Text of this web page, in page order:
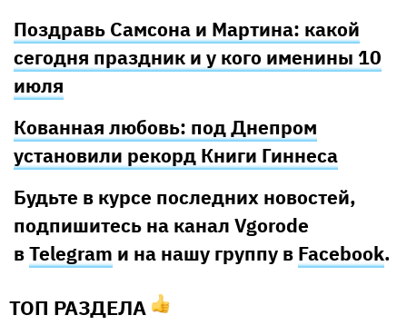
Поздравь Самсона и Мартина: какой
сегодня праздник и у кого именины 10
июля
Кованная любовь: под Днепром
установили рекорд Книги Гиннеса
Будьте в курсе последних новостей,
подпишитесь на канал Vgorode
вTelegram и на нашу группу в Facebook.
ТОП РАЗДЕЛА